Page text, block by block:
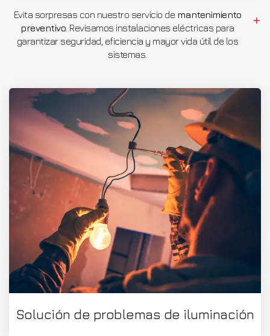
Evita sorpresas con nuestro servicio de mantenimiento
preventivo . Revisamos instalaciones eléctricas para
garantizar seguridad, eficiencia y mayor vida útil de los
sistemas.
Solución de problemas de iluminación